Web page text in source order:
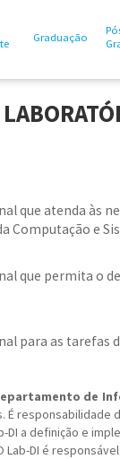
Graduação
que atenda às
Computação e
que permita o
para as tarefas
de
É
DI a definição e
Lab-DI é